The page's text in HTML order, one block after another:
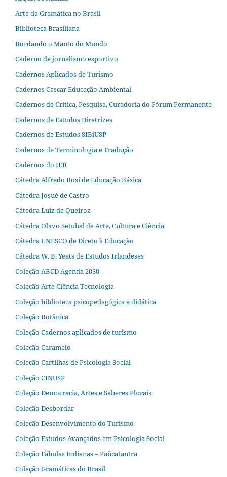
Arte da Gramática no Brasil
Biblioteca Brasiliana
Bordando o Manto do Mundo
Caderno de jornalismo esportivo
Cadernos Aplicados de Turismo
Cadernos Cescar Educação Ambiental
Cadernos de Crítica, Pesquisa, Curadoria do Fórum Permanente
Cadernos de Estudos Diretrizes
Cadernos de Estudos SIBiUSP
Cadernos de Terminologia e Tradução
Cadernos do IEB
Cátedra Alfredo Bosi de Educação Básica
Cátedra Josué de Castro
Cátedra Luiz de Queiroz
Cátedra Olavo Setubal de Arte, Cultura e Ciência
Cátedra UNESCO de Direto à Educação
Cátedra W. B. Yeats de Estudos Irlandeses
Coleção ABCD Agenda 2030
Coleção Arte Ciência Tecnologia
Coleção biblioteca psicopedagógica e didática
Coleção Botânica
Coleção Cadernos aplicados de turismo
Coleção Caramelo
Coleção Cartilhas de Psicologia Social
Coleção CINUSP
Coleção Democracia, Artes e Saberes Plurais
Coleção Desbordar
Coleção Desenvolvimento do Turismo
Coleção Estudos Avançados em Psicologia Social
Coleção Fábulas Indianas – Pañcatantra
Coleção Gramáticas do Brasil